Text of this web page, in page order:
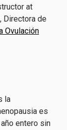
at
Directora de
Ovulación
la
es
entero sin